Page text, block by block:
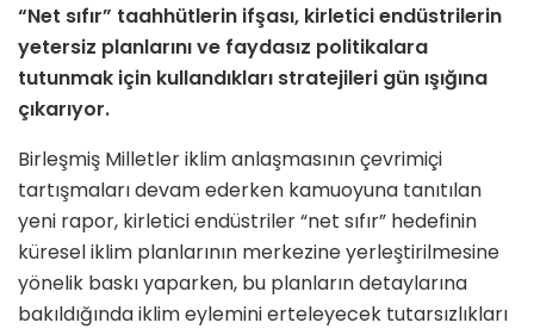
“Net sıfır” taahhütlerin ifşası, kirletici endüstrilerin
yetersiz planlarını ve faydasız politikalara
tutunmak için kullandıkları stratejileri gün ışığına
çıkarıyor.
Birleşmiş Milletler iklim anlaşmasının çevrimiçi
tartışmaları devam ederken kamuoyuna tanıtılan
yeni rapor, kirletici endüstriler “net sıfır” hedefinin
küresel iklim planlarının merkezine yerleştirilmesine
yönelik baskı yaparken, bu planların detaylarına
bakıldığında iklim eylemini erteleyecek tutarsızlıkları